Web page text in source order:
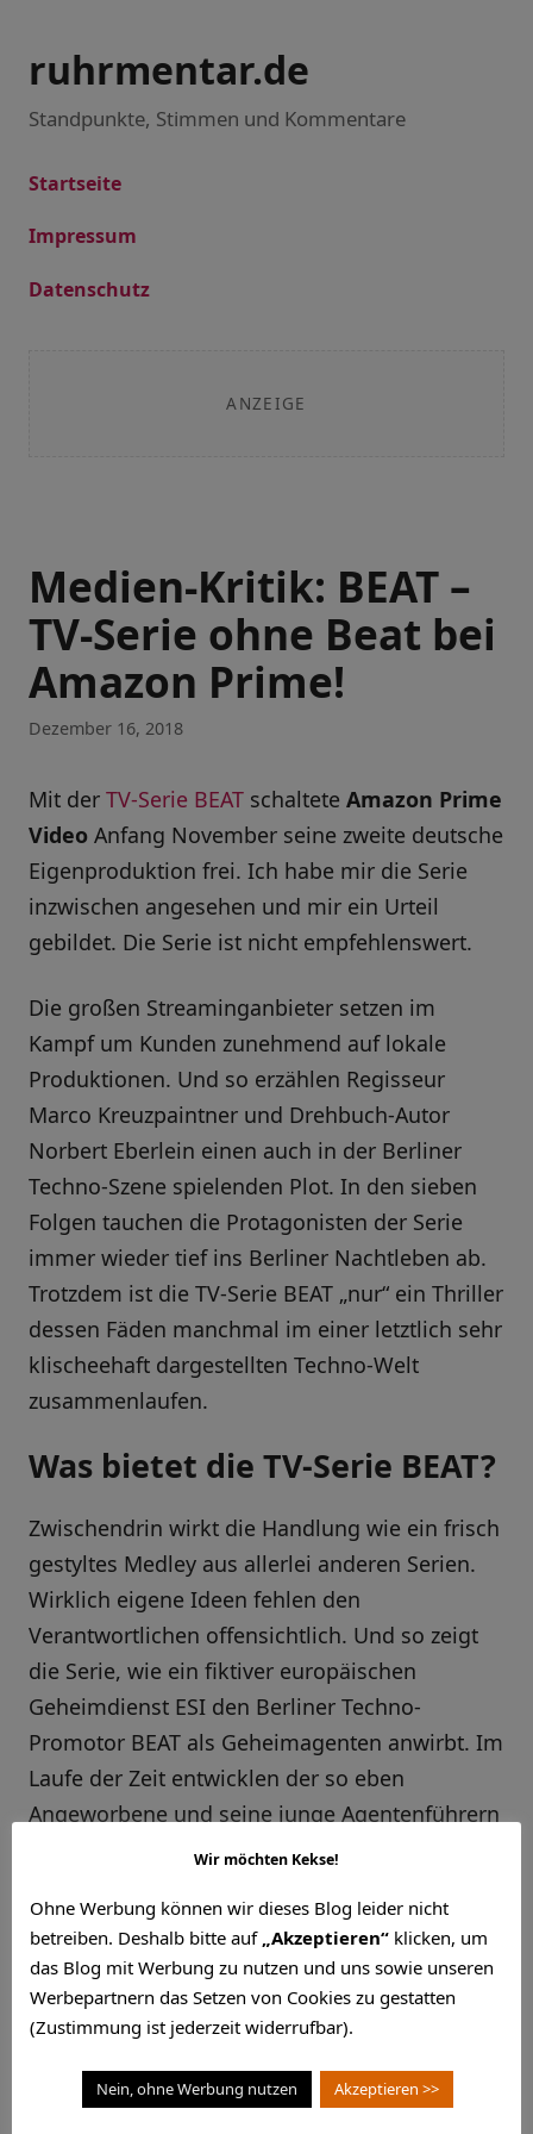
ruhrmentar.de
Standpunkte, Stimmen und Kommentare
Startseite
Impressum
Datenschutz
ANZEIGE
Medien-Kritik: BEAT –
TV-Serie ohne Beat bei
Amazon Prime!
Dezember 16, 2018
Mit der TV-Serie BEAT schaltete Amazon Prime
Video Anfang November seine zweite deutsche
Eigenproduktion frei. Ich habe mir die Serie
inzwischen angesehen und mir ein Urteil
gebildet. Die Serie ist nicht empfehlenswert.
Die großen Streaminganbieter setzen im
Kampf um Kunden zunehmend auf lokale
Produktionen. Und so erzählen Regisseur
Marco Kreuzpaintner und Drehbuch-Autor
Norbert Eberlein einen auch in der Berliner
Techno-Szene spielenden Plot. In den sieben
Folgen tauchen die Protagonisten der Serie
immer wieder tief ins Berliner Nachtleben ab.
Trotzdem ist die TV-Serie BEAT „nur“ ein Thriller
dessen Fäden manchmal im einer letztlich sehr
klischeehaft dargestellten Techno-Welt
zusammenlaufen.
Was bietet die TV-Serie BEAT?
Zwischendrin wirkt die Handlung wie ein frisch
gestyltes Medley aus allerlei anderen Serien.
Wirklich eigene Ideen fehlen den
Verantwortlichen offensichtlich. Und so zeigt
die Serie, wie ein fiktiver europäischen
Geheimdienst ESI den Berliner Techno-
Promotor BEAT als Geheimagenten anwirbt. Im
Laufe der Zeit entwicklen der so eben
Angeworbene und seine junge Agentenführern
eine durchaus persönliche Beziehung. Wir
Losgelöst davon kommt BEAT bei der
gemeinsamen Verbrecherjagd einer
jugendlichen Taschenausgabe des
Laufe sieben Folgen lassen die
Wir möchten Kekse!
Ohne Werbung können wir dieses Blog leider nicht
betreiben. Deshalb bitte auf „Akzeptieren“ klicken, um
das Blog mit Werbung zu nutzen und uns sowie unseren
Werbepartnern das Setzen von Cookies zu gestatten
(Zustimmung ist jederzeit widerrufbar).
Nein, ohne Werbung nutzen Akzeptieren >>